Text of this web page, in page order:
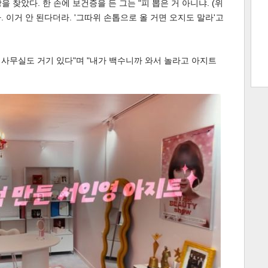
찾았다. 한 손에 보건증을 든 그는 "피 뽑은 거 아니냐. (위
이거 안 된다더라. '그따위 손톱으로 올 거면 오지도 말라'고
무실도 거기 있다"며 "내가 백수니까 와서 놀라고 아지트